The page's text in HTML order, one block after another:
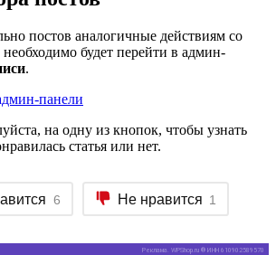
постов аналогичные действиям со
будет перейти в админ-
.
на одну из кнопок, чтобы узнать
статья или нет.
6 Не нравится 1